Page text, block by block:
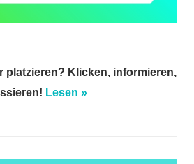
platzieren? Klicken, informieren,
Lesen »